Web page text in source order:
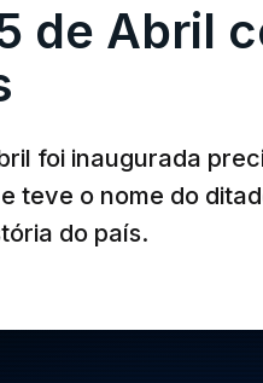
de Abril
foi inaugurada
teve o nome do
do país.